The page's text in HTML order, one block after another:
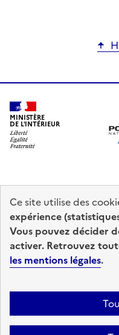
MINISTÈRE
DE L'INTÉRIEUR
service-public.fr
data.gouv.fr
Accessibilité : totalement
Gestion des cookies
Ce site utilise des
expérience
Vous pouvez décider
activer. Retrouvez
les mentions légales.